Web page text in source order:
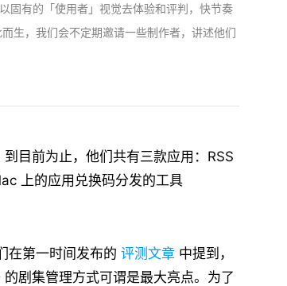
固有的「使用者」视觉去体验和评判，快节奏
而生，我们会不定期邀请一些制作者，讲述他们
目前为止，他们共有三款应用：RSS
上的应用兑换码分发的工具
在第一时间发布的 评测文章 中提到，
剧集管理方式可谓是最大亮点。为了